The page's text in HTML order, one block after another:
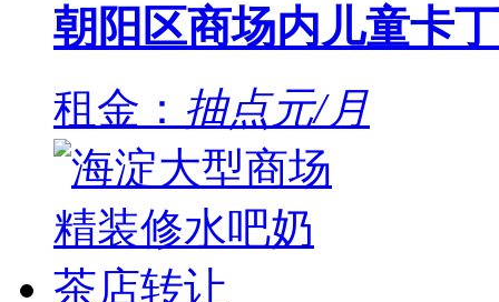
朝阳区商场内儿童卡
租金： 抽点元/月